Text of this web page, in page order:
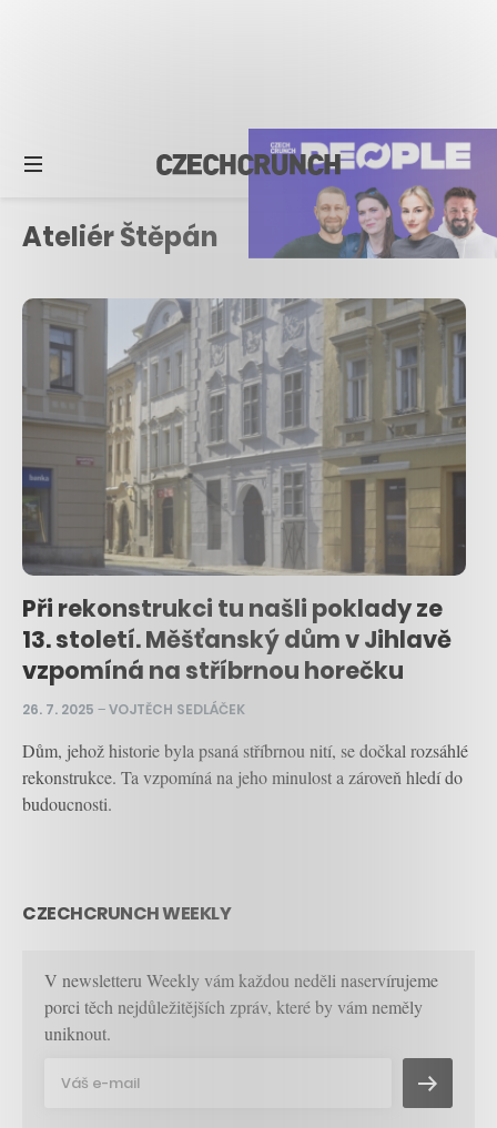
Ateliér Štěpán
Při rekonstrukci tu našli poklady ze
13. století. Měšťanský dům v Jihlavě
vzpomíná na stříbrnou horečku
26. 7. 2025 –VOJTĚCH SEDLÁČEK
Dům, jehož historie byla psaná stříbrnou nití, se dočkal rozsáhlé
rekonstrukce. Ta vzpomíná na jeho minulost a zároveň hledí do
budoucnosti.
CZECHCRUNCH WEEKLY
V newsletteru Weekly vám každou neděli naservírujeme
porci těch nejdůležitějších zpráv, které by vám neměly
uniknout.